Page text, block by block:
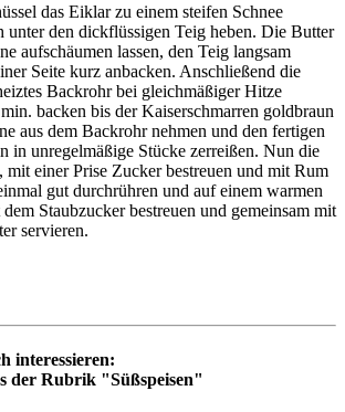
das Eiklar zu einem steifen Schnee
unter den dickflüssigen Teig heben. Die Butter
aufschäumen lassen, den Teig langsam
Seite kurz anbacken. Anschließend die
Backrohr bei gleichmäßiger Hitze
backen bis der Kaiserschmarren goldbraun
aus dem Backrohr nehmen und den fertigen
in unregelmäßige Stücke zerreißen. Nun die
mit einer Prise Zucker bestreuen und mit Rum
gut durchrühren und auf einem warmen
Staubzucker bestreuen und gemeinsam mit
servieren.
interessieren:
der Rubrik "Süßspeisen"